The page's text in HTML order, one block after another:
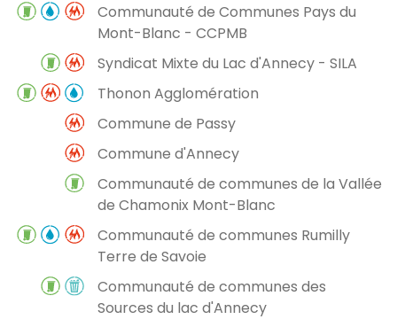
Communauté de Communes Pays du
Mont-Blanc - CCPMB
Syndicat Mixte du Lac d'Annecy - SILA
Thonon Agglomération
Commune de Passy
Commune d'Annecy
Communauté de communes de la Vallée
de Chamonix Mont-Blanc
Communauté de communes Rumilly
Terre de Savoie
Communauté de communes des
Sources du lac d'Annecy